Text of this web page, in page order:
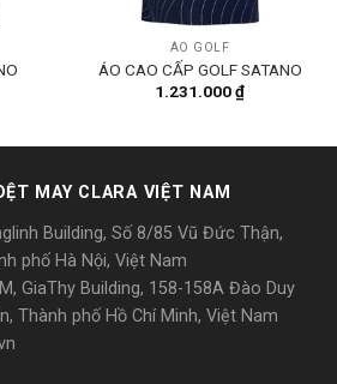
ÁO GOLF
ÁO CAO CẤP GOLF SATANO
1.231.000₫
MAY CLARA VIỆT NAM
Building, Số 8/85 Vũ Đức Thận,
phố Hà Nội, Việt Nam
GiaThy Building, 158-158A Đào Duy
Thành phố Hồ Chí Minh, Việt Nam